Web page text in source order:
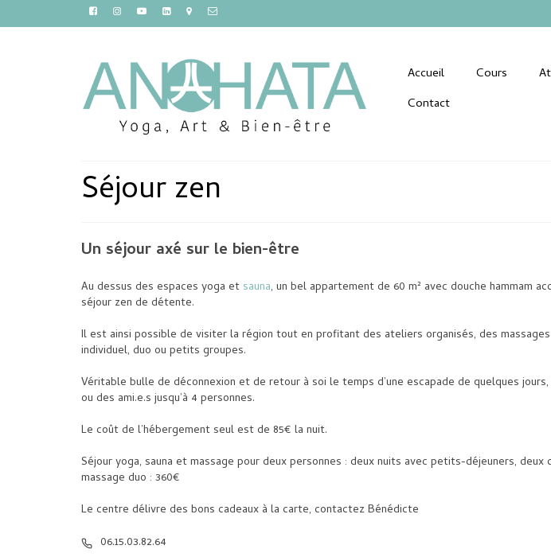
Accueil Cours
Contact
Séjour zen
Un séjour axé sur le bien-être
Au dessus des espaces yoga et sauna, un bel appartement de 60 m² avec douche hammam
séjour zen de détente.
Il est ainsi possible de visiter la région tout en profitant des ateliers organisés, des
individuel, duo ou petits groupes.
Véritable bulle de déconnexion et de retour à soi le temps d’une escapade de quelques
ou des ami.e.s jusqu’à 4 personnes.
Le coût de l’hébergement seul est de 85€ la nuit.
Séjour yoga, sauna et massage pour deux personnes : deux nuits avec petits-déjeuners,
massage duo : 360€
Le centre délivre des bons cadeaux à la carte, contactez Bénédicte
06.15.03.82.64